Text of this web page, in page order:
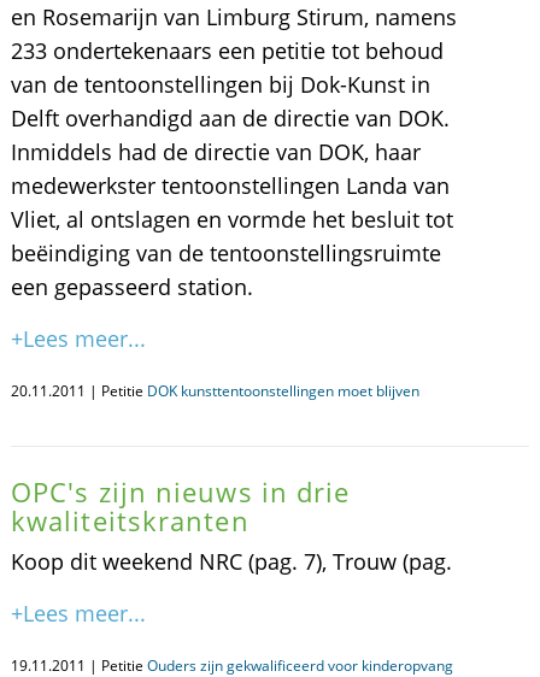
en Rosemarijn van Limburg Stirum, namens
233 ondertekenaars een petitie tot behoud
van de tentoonstellingen bij Dok-Kunst in
Delft overhandigd aan de directie van DOK.
Inmiddels had de directie van DOK, haar
medewerkster tentoonstellingen Landa van
Vliet, al ontslagen en vormde het besluit tot
beëindiging van de tentoonstellingsruimte
een gepasseerd station.
+Lees meer...
20.11.2011 | Petitie DOK kunsttentoonstellingen moet blijven
OPC's zijn nieuws in drie
kwaliteitskranten
Koop dit weekend NRC (pag. 7), Trouw (pag.
+Lees meer...
19.11.2011 | Petitie Ouders zijn gekwalificeerd voor kinderopvang